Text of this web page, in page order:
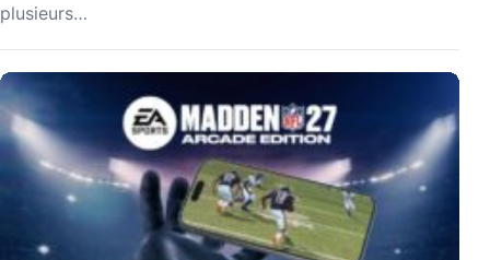
plusieurs…